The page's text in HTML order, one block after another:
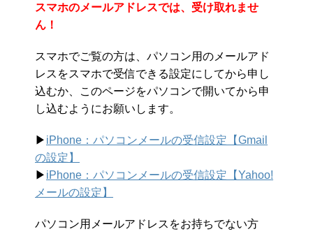
スマホのメールアドレスでは、受け取れませ
ん！
スマホでご覧の方は、パソコン用のメールアド
レスをスマホで受信できる設定にしてから申し
込むか、このページをパソコンで開いてから申
し込むようにお願いします。
▶︎ iPhone：パソコンメールの受信設定【Gmail
の設定】
▶︎ iPhone：パソコンメールの受信設定【Yahoo!
メールの設定】
パソコン用メールアドレスをお持ちでない方